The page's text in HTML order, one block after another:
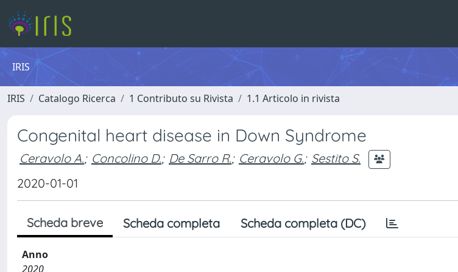
IRIS
IRIS Catalogo Ricerca 1 Contributo su Rivista 1.1 Articolo in rivista
Congenital heart disease in Down Syndrome
Ceravolo A.; Concolino D.; De Sarro R.; Ceravolo G.; Sestito S.
2020-01-01
Scheda breve Scheda completa Scheda completa (DC)
Anno
2020